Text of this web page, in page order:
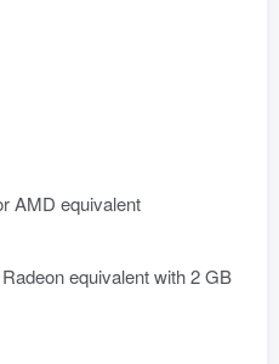
AMD equivalent
equivalent with 2 GB